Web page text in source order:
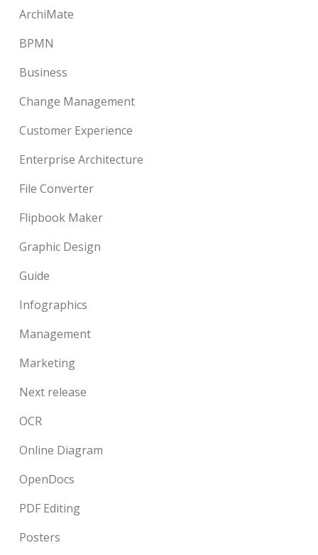
ArchiMate
BPMN
Business
Change Management
Customer Experience
Enterprise Architecture
File Converter
Flipbook Maker
Graphic Design
Guide
Infographics
Management
Marketing
Next release
OCR
Online Diagram
OpenDocs
PDF Editing
Posters